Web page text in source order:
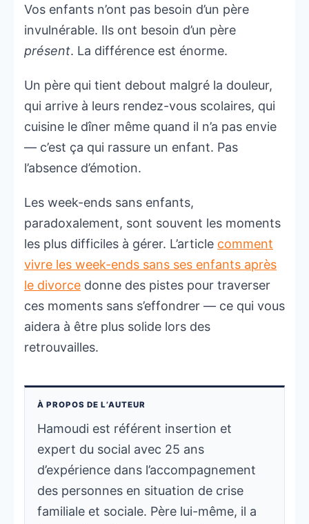
Vos enfants n’ont pas besoin d’un père
invulnérable. Ils ont besoin d’un père
présent. La différence est énorme.
Un père qui tient debout malgré la douleur,
qui arrive à leurs rendez-vous scolaires, qui
cuisine le dîner même quand il n’a pas envie
— c’est ça qui rassure un enfant. Pas
l’absence d’émotion.
Les week-ends sans enfants,
paradoxalement, sont souvent les moments
les plus difficiles à gérer. L’article comment
vivre les week-ends sans ses enfants après
le divorce donne des pistes pour traverser
ces moments sans s’effondrer — ce qui vous
aidera à être plus solide lors des
retrouvailles.
À PROPOS DE L’AUTEUR
Hamoudi est référent insertion et
expert du social avec 25 ans
d’expérience dans l’accompagnement
des personnes en situation de crise
familiale et sociale. Père lui-même, il a